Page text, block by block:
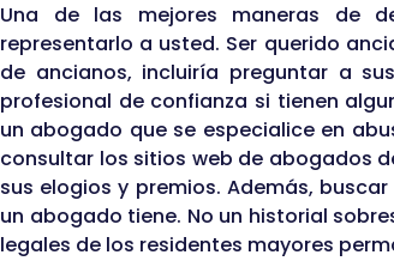
Una de las mejores maneras de
representarlo a usted. Ser querido
de ancianos, incluiría preguntar a
profesional de confianza si tienen
un abogado que se especialice en
consultar los sitios web de abogados
sus elogios y premios. Además,
un abogado tiene. No un historial
legales de los residentes mayores